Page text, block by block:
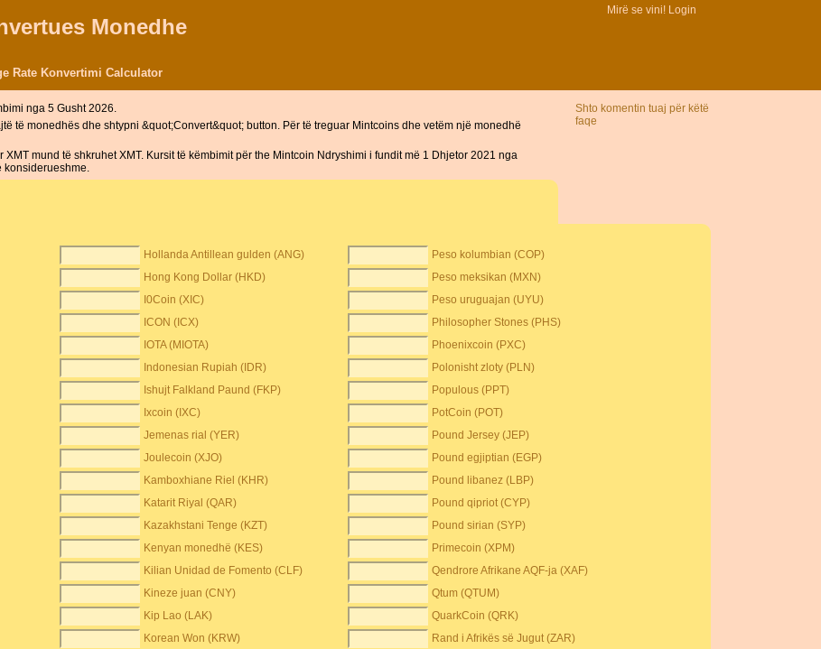
Monedhe
Mirë se vini! Login
Rate Konvertimi Calculator
nga 5 Gusht 2026.
të monedhës dhe shtypni &quot;Convert&quot; button. Për të treguar Mintcoins dhe vetëm një monedhë
mund të shkruhet XMT. Kursit të këmbimit për the Mintcoin Ndryshimi i fundit më 1 Dhjetor 2021 nga
konsiderueshme.
Shto komentin tuaj për këtë
faqe
Hollanda Antillean gulden (ANG)
Peso kolumbian (COP)
Hong Kong Dollar (HKD)
Peso meksikan (MXN)
I0Coin (XIC)
Peso uruguajan (UYU)
ICON (ICX)
Philosopher Stones (PHS)
IOTA (MIOTA)
Phoenixcoin (PXC)
Indonesian Rupiah (IDR)
Polonisht zloty (PLN)
Ishujt Falkland Paund (FKP)
Populous (PPT)
Ixcoin (IXC)
PotCoin (POT)
Jemenas rial (YER)
Pound Jersey (JEP)
Joulecoin (XJO)
Pound egjiptian (EGP)
Kamboxhiane Riel (KHR)
Pound libanez (LBP)
Katarit Riyal (QAR)
Pound qipriot (CYP)
Kazakhstani Tenge (KZT)
Pound sirian (SYP)
Kenyan monedhë (KES)
Primecoin (XPM)
Kilian Unidad de Fomento (CLF)
Qendrore Afrikane AQF-ja (XAF)
Kineze juan (CNY)
Qtum (QTUM)
Kip Lao (LAK)
QuarkCoin (QRK)
Korean Won (KRW)
Rand i Afrikës së Jugut (ZAR)